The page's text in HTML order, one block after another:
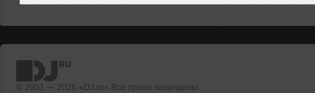
© 2001 — 2026 «DJ.ru» Все права защищены.